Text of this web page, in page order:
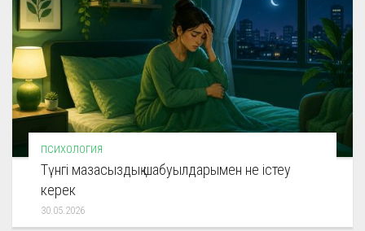
ПСИХОЛОГИЯ
Түнгі мазасыздық шабуылдарымен не істеу
керек
30.05.2026